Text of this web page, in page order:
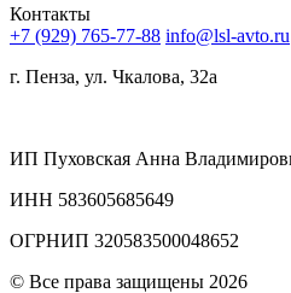
Контакты
+7 (929) 765-77-88 info@lsl-avto.ru
г. Пенза, ул. Чкалова, 32а
ИП Пуховская Анна
ИНН 583605685649
ОГРНИП 320583500048652
© Все права защищены 2026